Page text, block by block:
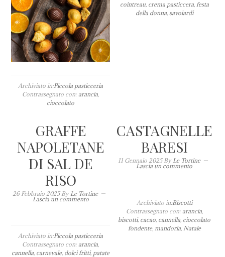
Archiviato in:Piccola pasticceria
Contrassegnato con: arancia
cioccolato
cointreau, crema pasticcera, festa
della donna, savoiardi
GRAFFE
NAPOLETANE
DI SAL DE
RISO
26 Febbraio 2025By Le Tortine
Lascia un commento
Archiviato in:Piccola pasticceria
Contrassegnato con: arancia
cannella carnevale, dolci fritti, patate
CASTAGNELLE
BARESI
11 Gennaio 2025By Le Tortine
Lascia un commento
Archiviato in:Biscotti
Contrassegnato con: arancia,
biscotti, cacao cannella cioccolato
fondente, mandorla, Natale